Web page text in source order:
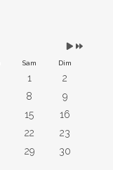
Sam Dim
1
2
8
9
15
16
22
23
29
30